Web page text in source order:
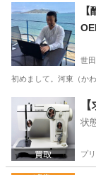
東京 世田谷区
す
世
初めまして。河東（か
東京 世田谷区
状
プ